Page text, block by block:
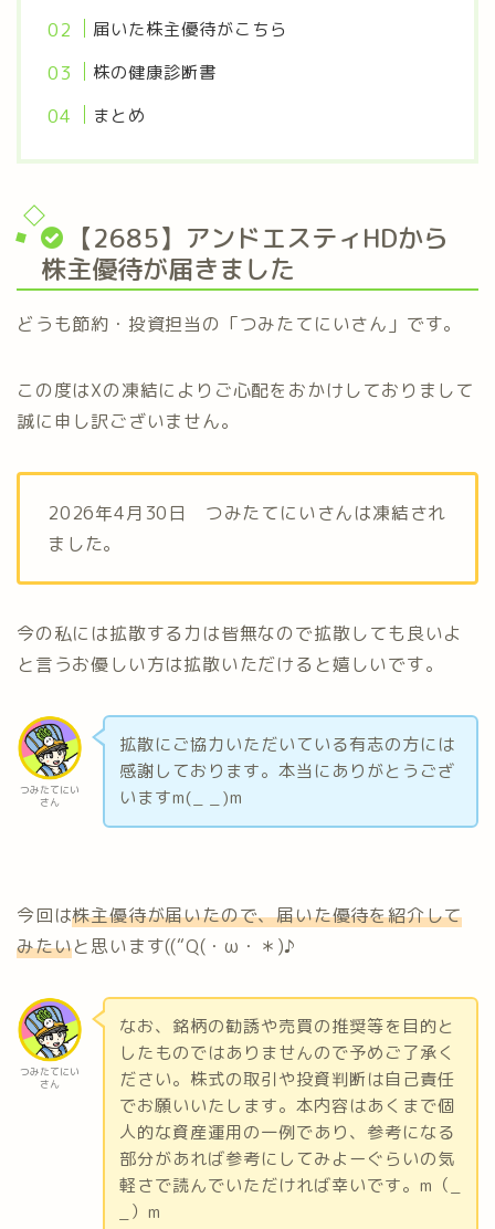
届いた株主優待がこちら
株の健康診断書
まとめ
【2685】アンドエスティHDから
株主優待が届きました
どうも節約・投資担当の「つみたてにいさん」です。
この度はXの凍結によりご心配をおかけしておりまして
誠に申し訳ございません。
2026年4月30日 つみたてにいさんは凍結され
ました。
今の私には拡散する力は皆無なので拡散しても良いよ
と言うお優しい方は拡散いただけると嬉しいです。
つみたてにい
さん
拡散にご協力いただいている有志の方には
感謝しております。本当にありがとうござ
いますm(_ _)m
今回は株主優待が届いたので、届いた優待を紹介して
みたいと思います((“Q(・ω・＊)♪
つみたてにい
さん
なお、銘柄の勧誘や売買の推奨等を目的と
したものではありませんので予めご了承く
ださい。株式の取引や投資判断は自己責任
でお願いいたします。本内容はあくまで個
人的な資産運用の一例であり、参考になる
部分があれば参考にしてみよーぐらいの気
軽さで読んでいただければ幸いです。m（_
_）m